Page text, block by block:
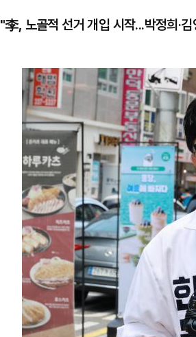
"李, 노골적 선거 개입 시작...박정희·